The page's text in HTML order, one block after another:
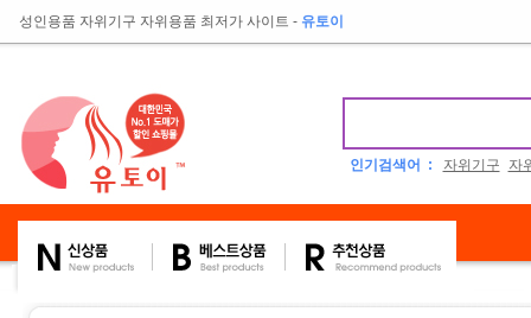
성인용품 자위기구 자위용품 최저가 사이트 - 유토이
인기검색어 : 자위기구 자